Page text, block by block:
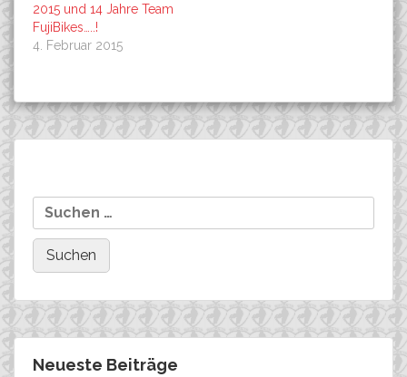
2015 und 14 Jahre Team
FujiBikes…..!
4. Februar 2015
Neueste Beiträge